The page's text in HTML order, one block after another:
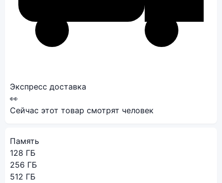
Экспресс доставка
👀
Сейчас этот товар смотрят человек
Память
128 ГБ
256 ГБ
512 ГБ